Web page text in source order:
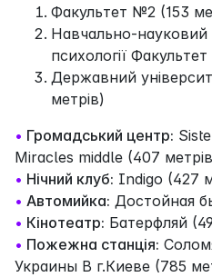
Факультет №2 (153
Навчально-науковий
психології
Державний
метрів)
• Громадський центр:
Miracles middle (407
• Нічний клуб: Indigo (427
• Автомийка: Достойная
• Кінотеатр: Батерфляй
• Пожежна станція:
Украины В г.Киеве (785